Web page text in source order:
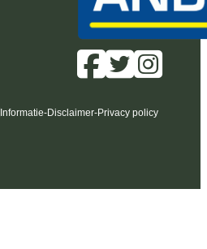
Informatie-Disclaimer-Privacy policy